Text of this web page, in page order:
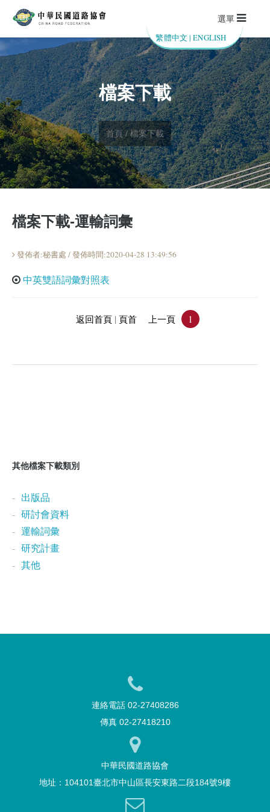
繁體中文 |ENGLISH
選單
檔案下載
首頁 / 檔案下載
檔案下載-運輸詞彙
發佈者:秘書處 / 發佈時間:2020-04-28 13:49:56
中英雙語詞彙對照表
返回首頁| 頁首 上一頁 1
其他檔案下載類別
出版品
研討會資料
運輸詞彙
研究計畫
其他
連絡電話 02-27408286
傳真 02-27418210
中華民國道路協會
地址：104101臺北市中山區長安東路二段184號9樓